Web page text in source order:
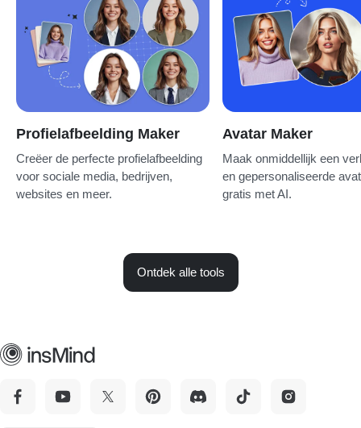
Profielafbeelding Maker
Creëer de perfecte profielafbeelding
voor sociale media, bedrijven,
websites en meer.
Avatar Maker
Maak onmiddellijk een
en gepersonaliseerde
gratis met AI.
Ontdek alle tools